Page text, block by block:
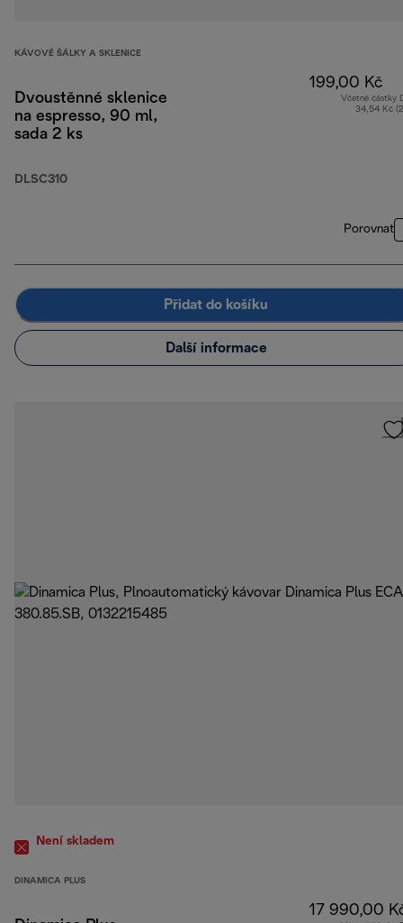
KÁVOVÉ ŠÁLKY A SKLENICE
Dvoustěnné sklenice
na espresso, 90 ml,
sada 2 ks
DLSC310
199,00 Kč
Včetně částky
34,54 Kč
Porovnat
Přidat do košíku
Další informace
Není skladem
DINAMICA PLUS
17 990,00